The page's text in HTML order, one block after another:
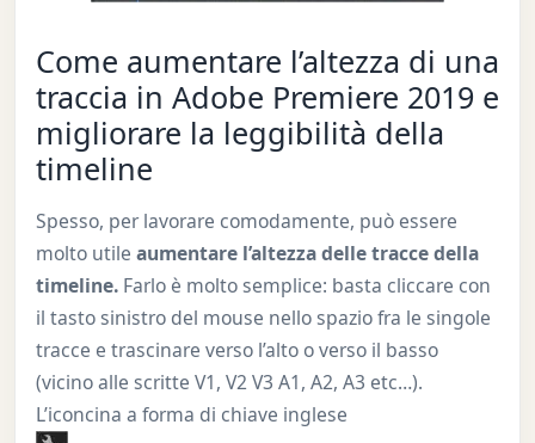
Come aumentare l’altezza di una
traccia in Adobe Premiere 2019 e
migliorare la leggibilità della
timeline
Spesso, per lavorare comodamente, può essere
molto utile aumentare l’altezza delle tracce della
timeline.Farlo è molto semplice: basta cliccare con
il tasto sinistro del mouse nello spazio fra le singole
tracce e trascinare verso l’alto o verso il basso
(vicino alle scritte V1, V2 V3 A1, A2, A3 etc…).
L’iconcina a forma di chiave inglese